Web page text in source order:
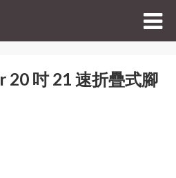
20 吋 21 速折疊式腳